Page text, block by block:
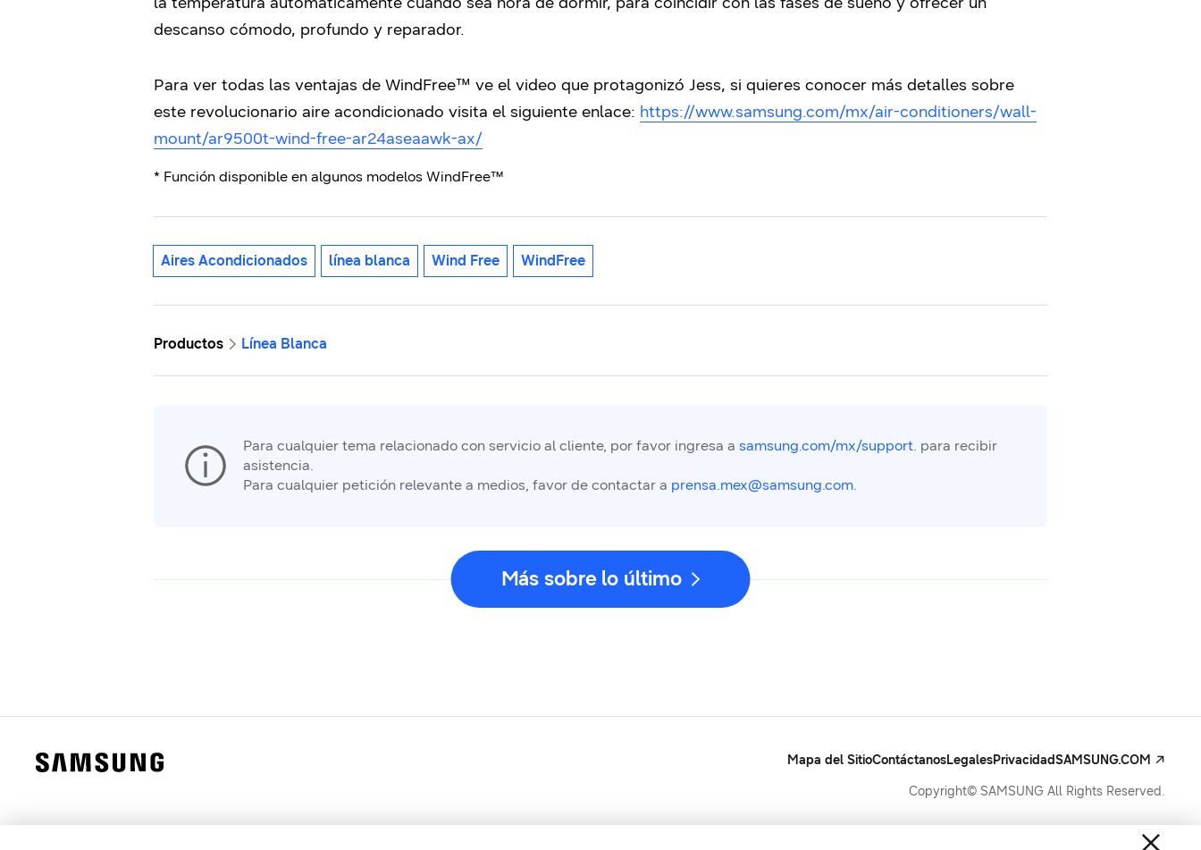
descanso cómodo, profundo y reparador.
Para ver todas las ventajas de WindFree™ ve el video que protagonizó Jess, si quieres conocer más detalles sobre
este revolucionario aire acondicionado visita el siguiente enlace: https://www.samsung.com/mx/air-conditioners/wall-
mount/ar9500t-wind-free-ar24aseaawk-ax/
* Función disponible en algunos modelos WindFree™
Aires Acondicionados línea blanca Wind Free WindFree
Productos Línea Blanca
Para cualquier tema relacionado con servicio al cliente, por favor ingresa a samsung.com/mx/support . para recibir
asistencia.
Para cualquier petición relevante a medios, favor de contactar a prensa.mex@samsung.com
Más sobre lo último
Mapa del SitioContáctanosLegalesPrivacidadSAMSUNG.COM
Copyright© SAMSUNG All Rights Reserved.